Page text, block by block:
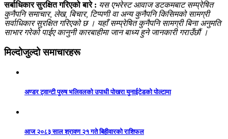
सर्बाधिकार सुरक्षित गरिएको बारे : यस एभरेस्ट आवाज डटकमबाट सम्प्रेषित
कुनैपनि समाचार, लेख, बिचार, टिप्पणी वा अन्य कुनैपनि किसिमको सामग्री
सर्वाधिकार सुरक्षित गरिएको छ । यहाँ सम्प्रेषित कुनैपनि सामग्री बिना अनुमति
साभार गरेको पाईए कानुनी कारबाहीमा जान बाध्य हुने जानकारी गराउँछौं ।
मिल्दोजुल्दो समाचारहरू
अण्डर ट्वान्टी पुरुष भलिवलको उपाधी पोखरा युनाईटेडको पोल्टामा
आज २०८३ साल श्रावण २१ गते बिहीवारको राशिफल